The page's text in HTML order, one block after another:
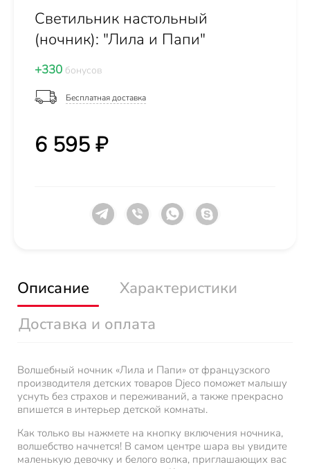
Светильник настольный
(ночник): "Лила и Папи"
+330 бонусов
Бесплатная доставка
6 595 ₽
Описание
Характеристики
Доставка и оплата
Волшебный ночник «Лила и Папи» от французского
производителя детских товаров Djeco поможет малышу
уснуть без страхов и переживаний, а также прекрасно
впишется в интерьер детской комнаты.
Как только вы нажмете на кнопку включения ночника,
волшебство начнется! В самом центре шара вы увидите
маленькую девочку и белого волка, приглашающих вас